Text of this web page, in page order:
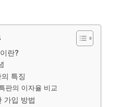
란?
특징
판의 이자율 비교
가입 방법